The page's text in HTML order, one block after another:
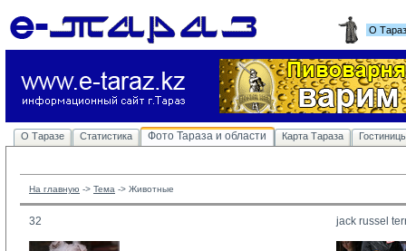
О
О Таразе Статистика Фото Тараза и области Карта Тараза
На главную -> Тема -> Животные
32 jack russel